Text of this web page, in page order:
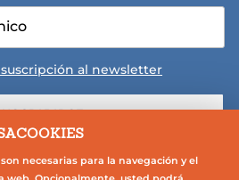
al newsletter
COOKIES
necesarias para la navegación y el